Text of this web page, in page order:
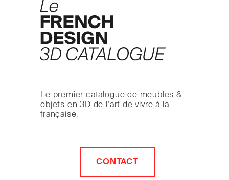
Le premier catalogue de meubles &
objets en 3D de l'art de vivre à la
française.
CONTACT